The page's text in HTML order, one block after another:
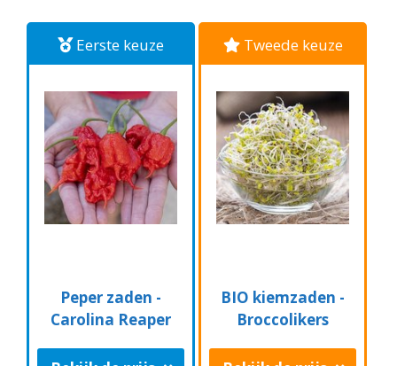
Eerste keuze
Peper zaden -
Carolina Reaper
Tweede keuze
BIO kiemzaden -
Broccolikers